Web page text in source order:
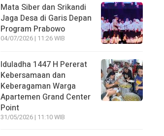
Mata Siber dan Srikandi
Jaga Desa di Garis Depan
Program Prabowo
04/07/2026 | 11:26 WIB
Iduladha 1447 H Pererat
Kebersamaan dan
Keberagaman Warga
Apartemen Grand Center
Point
31/05/2026 | 11:10 WIB